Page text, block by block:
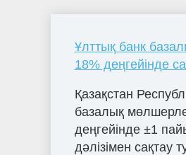
Ұлттық банк
18% деңгейінде
Қазақстан
базалық
деңгейінде ±1
дәлізімен сақтау